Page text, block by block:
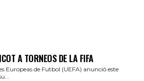
A TORNEOS DE LA FIFA
Europeas de Futbol (UEFA) anunció este